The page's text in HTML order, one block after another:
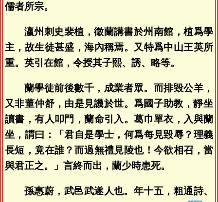
儒者所宗。
瀛州刺史裴植，徵蘭講書於州南館，植爲學
主，故生徒甚盛，海內稱焉。又特爲中山王英所
重。英引在館，令授其子熙、誘、略等。
蘭學徒前後數千，成業者眾。而排毀公羊，
又非董仲舒，由是見譏於世。爲國子助教，靜坐
讀書，有人叩門，蘭命引入。葛巾單衣，入與蘭
坐，謂曰：「君自是學士，何爲每見毀辱？理義
長短，竟在誰？而過無禮見陵也！今欲相召，當
與君正之。」言終而出，蘭少時患死。
孫惠蔚，武邑武遂人也。年十五，粗通詩、